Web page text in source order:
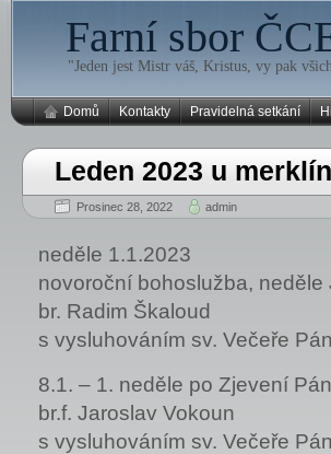
Farní sbor
"Jeden jest Mistr váš, Kristus, vy pak
Domů Kontakty Pravidelná setkání
Leden 2023 u
Prosinec 28, 2022 admin
neděle 1.1.2023
novoroční bohoslužba, neděle
br. Radim Škaloud
s vysluhováním sv. Večeře
8.1. – 1. neděle po Zjevení
br.f. Jaroslav Vokoun
s vysluhováním sv. Večeře